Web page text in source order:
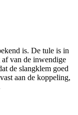
is. De tule is in
af van de inwendige
de slangklem goed
aan de koppeling,